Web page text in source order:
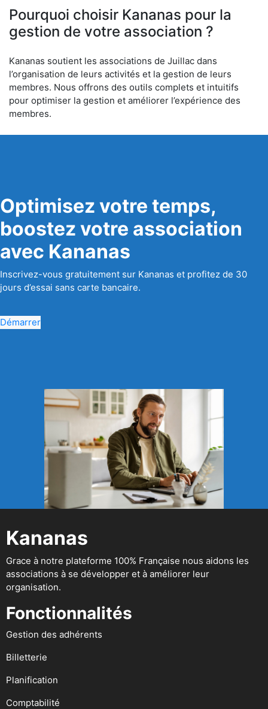
Pourquoi choisir Kananas pour la
gestion de votre association ?
Kananas soutient les associations de Juillac dans
l’organisation de leurs activités et la gestion de leurs
membres. Nous offrons des outils complets et intuitifs
pour optimiser la gestion et améliorer l’expérience des
membres.
Optimisez votre temps,
boostez votre association
avec Kananas
Inscrivez-vous gratuitement sur Kananas et profitez de 30
jours d’essai sans carte bancaire.
Démarrer
Kananas
Grace à notre plateforme 100% Française nous aidons les
associations à se développer et à améliorer leur
organisation.
Fonctionnalités
Gestion des adhérents
Billetterie
Planification
Comptabilité